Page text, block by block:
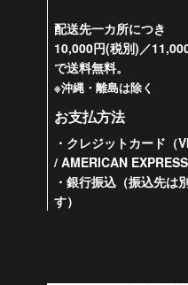
配送先一カ所につき
10,000円(税別)／
で送料無料。
※沖縄・離島は除く
お支払方法
・クレジットカード
/ AMERICAN
・銀行振込（振込先は
す）